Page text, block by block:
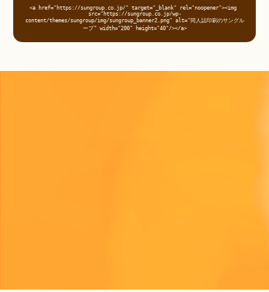
<a href="https://sungroup.co.jp/" target="_blank" rel="noopener"><img
src="https://sungroup.co.jp/wp-
content/themes/sungroup/img/sungroup_banner2.png" alt="同人誌印刷のサングル
ープ" width="200" height="40"/></a>